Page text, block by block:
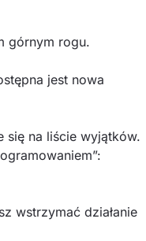
górnym rogu.
jest nowa
się na liście wyjątków.
wstrzymać działanie